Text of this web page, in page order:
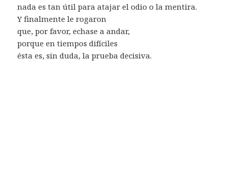
nada es tan útil para atajar el odio o la mentira.
Y finalmente le rogaron
que, por favor, echase a andar,
porque en tiempos difíciles
ésta es, sin duda, la prueba decisiva.